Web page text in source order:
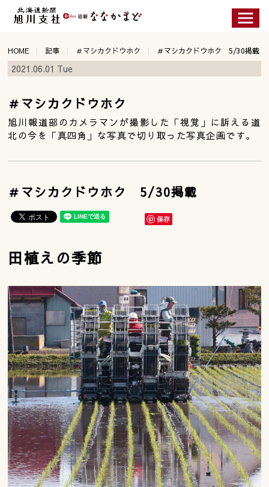
HOME 記事 ＃マシカクドウホク ＃マシカクドウホク 5/30掲載
2021.06.01 Tue
＃マシカクドウホク
旭川報道部のカメラマンが撮影した「視覚」に訴える道
北の今を「真四角」な写真で切り取った写真企画です。
＃マシカクドウホク 5/30掲載
保存
田植えの季節